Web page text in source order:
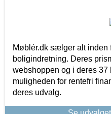
Møblér.dk sælger alt inden
boligindretning. Deres
webshoppen og i deres 37
muligheden for rentefri
deres udvalg.